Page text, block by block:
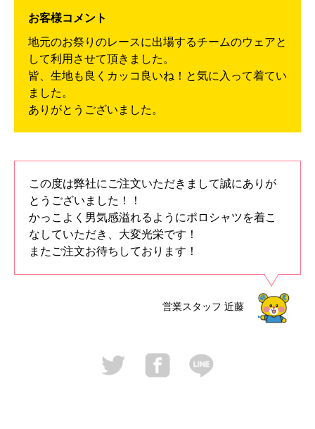
お客様コメント
地元のお祭りのレースに出場するチームのウェアと
して利用させて頂きました。
皆、生地も良くカッコ良いね！と気に入って着てい
ました。
ありがとうございました。
この度は弊社にご注文いただきまして誠にありが
とうございました！！
かっこよく男気感溢れるようにポロシャツを着こ
なしていただき、大変光栄です！
またご注文お待ちしております！
営業スタッフ 近藤